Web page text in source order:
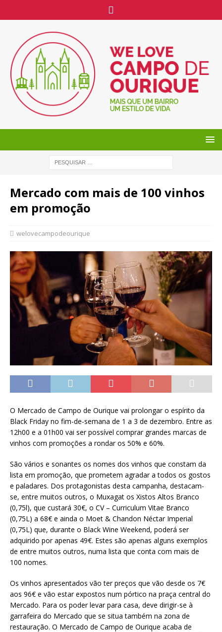
Mercado com mais de 100 vinhos
em promoção
welovecampodeourique
O Mercado de Campo de Ourique vai prolongar o espírito da
Black Friday no fim-de-semana de 1 a 3 de dezembro. Entre as
12h00 e a 01h00 vai ser possível comprar grandes marcas de
vinhos com promoções a rondar os 50% e 60%.
São vários e sonantes os nomes dos vinhos que constam da
lista em promoção, que prometem agradar a todos os gostos
e paladares. Dos protagonistas desta campanha, destacam-
se, entre muitos outros, o Muxagat os Xistos Altos Branco
(0,75l), que custará 30€, o CV – Curriculum Vitae Branco
(0,75L) a 68€ e ainda o Moet & Chandon Néctar Imperial
(0,75L) que, durante o Black Wine Weekend, poderá ser
adquirido por apenas 49€. Estes são apenas alguns exemplos
de entre muitos outros, numa lista que conta com mais de
100 nomes.
Os vinhos apresentados vão ter preços que vão desde os 7€
aos 96€ e vão estar expostos num pórtico na praça central do
Mercado. Para os poder levar para casa, deve dirigir-se à
garrafeira do Mercado que se situa também na zona de
restauração. O Mercado de Campo de Ourique acaba de